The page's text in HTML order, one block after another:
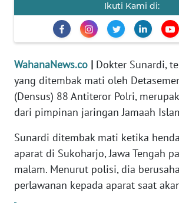
Ikuti Kami di:
WahanaNews.co | Dokter Sunardi,
yang ditembak mati oleh
(Densus) 88 Antiteror Polri,
dari pimpinan jaringan Jamaah
Sunardi ditembak mati ketika
aparat di Sukoharjo, Jawa Tengah
malam. Menurut polisi, dia
perlawanan kepada aparat saat
EDITORIAL
Informasi
BERITA
KONTAK
KAMI